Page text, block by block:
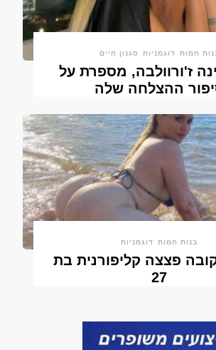
חמות דוגמניות סגנון חיים
ז'ורוולבה, מספרת על
ההצלחה שלה
בנות חמות דוגמניות
פצצה קליפורנית בת
27